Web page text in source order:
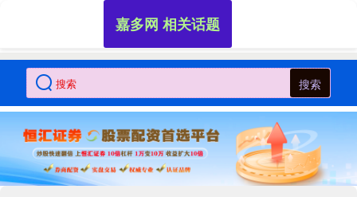
搜索
嘉多网 相关话题